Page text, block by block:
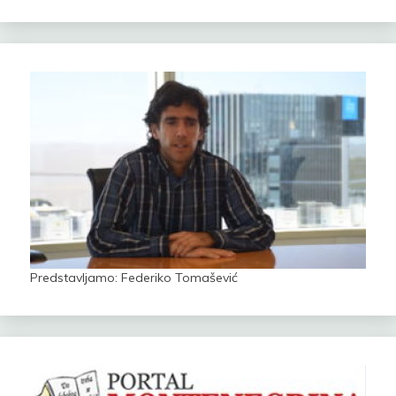
Predstavljamo: Federiko Tomašević